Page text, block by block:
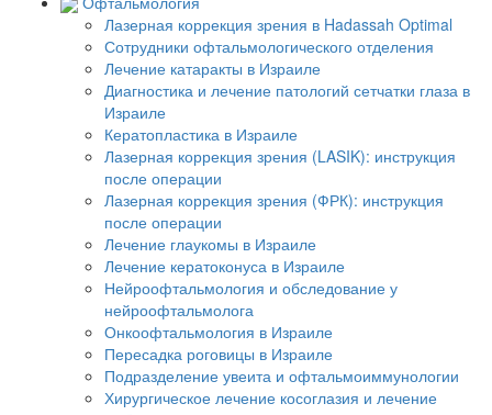
Лазерная коррекция зрения в Hadassah Optimal
Сотрудники офтальмологического отделения
Лечение катаракты в Израиле
Диагностика и лечение патологий сетчатки глаза в
Израиле
Кератопластика в Израиле
Лазерная коррекция зрения (LASIK): инструкция
после операции
Лазерная коррекция зрения (ФРК): инструкция
после операции
Лечение глаукомы в Израиле
Лечение кератоконуса в Израиле
Нейроофтальмология и обследование у
нейроофтальмолога
Онкоофтальмология в Израиле
Пересадка роговицы в Израиле
Подразделение увеита и офтальмоиммунологии
Хирургическое лечение косоглазия и лечение